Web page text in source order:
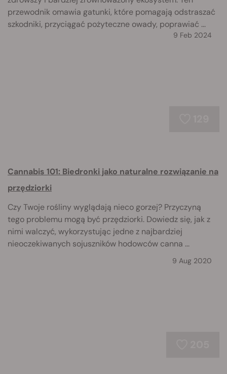
przewodnik omawia gatunki, które pomagają odstraszać
szkodniki, przyciągać pożyteczne owady, poprawiać ...
9 Feb 2024
Cannabis 101: Biedronki jako naturalne rozwiązanie na
przędziorki
Czy Twoje rośliny wyglądają nieco gorzej? Przyczyną
tego problemu mogą być przędziorki. Dowiedz się, jak z
nimi walczyć, wykorzystując jedne z najbardziej
nieoczekiwanych sojuszników hodowców canna ...
9 Aug 2020